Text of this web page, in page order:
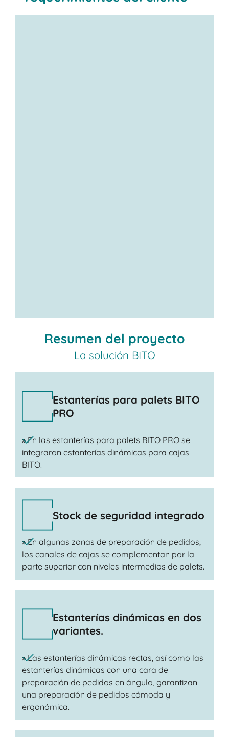
Resumen del proyecto
La solución BITO
Estanterías para palets BITO
PRO
» En las estanterías para palets BITO PRO se
integraron estanterías dinámicas para cajas
BITO.
Stock de seguridad integrado
» En algunas zonas de preparación de pedidos,
los canales de cajas se complementan por la
parte superior con niveles intermedios de palets.
Estanterías dinámicas en dos
variantes.
» Las estanterías dinámicas rectas, así como las
estanterías dinámicas con una cara de
preparación de pedidos en ángulo, garantizan
una preparación de pedidos cómoda y
ergonómica.